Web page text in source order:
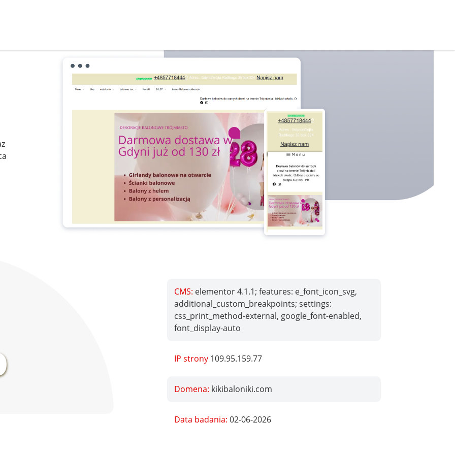
CMS: elementor 4.1.1; features: e_font_icon_svg,
additional_custom_breakpoints; settings:
css_print_method-external, google_font-enabled,
font_display-auto
IP strony 109.95.159.77
Domena: kikibaloniki.com
Data badania: 02-06-2026